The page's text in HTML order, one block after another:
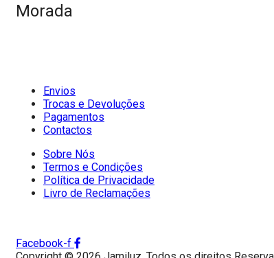
Morada
Envios
Trocas e Devoluções
Pagamentos
Contactos
Sobre Nós
Termos e Condições
Política de Privacidade
Livro de Reclamações
Facebook-f